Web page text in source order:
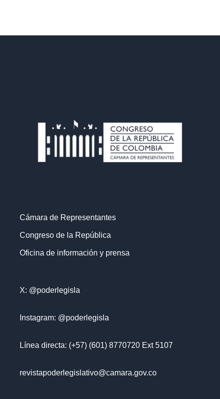
Cámara de Representantes
Congreso de la República
Oficina de información y prensa
X: @poderlegisla
Instagram: @poderlegisla
Línea directa: (+57) (601) 8770720 Ext 5107
revistapoderlegislativo@camara.gov.co